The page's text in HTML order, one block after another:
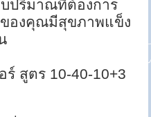
ปริมาณที่ต้องการ
องคุณมีสุขภาพแข็ง
ร์ สูตร 10-40-10+3